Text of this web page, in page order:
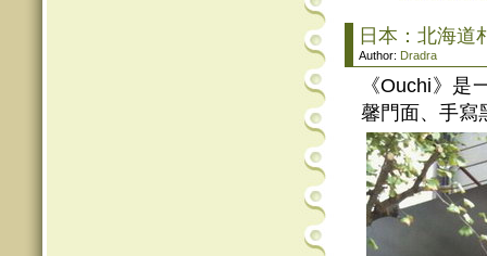
日本：北海道
Author: Dradra
《Ouchi》
馨門面、手寫